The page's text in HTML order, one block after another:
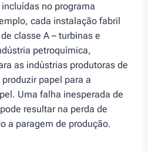
no programa
cada instalação fabril
classe A – turbinas e
petroquímica,
as indústrias produtoras de
papel para a
Uma falha inesperada de
resultar na perda de
a paragem de produção.